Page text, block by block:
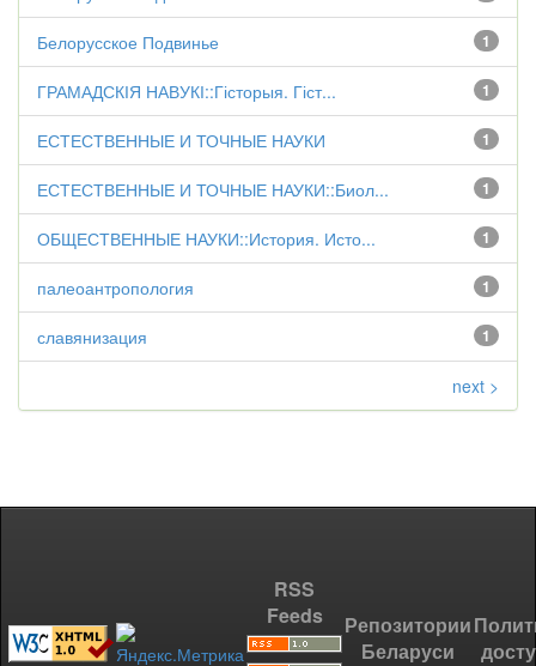
1
Белорусское Подвинье
1
ГРАМАДСКІЯ НАВУКІ::Гісторыя. Гіст...
1
ЕСТЕСТВЕННЫЕ И ТОЧНЫЕ НАУКИ
1
ЕСТЕСТВЕННЫЕ И ТОЧНЫЕ НАУКИ::Биол...
1
ОБЩЕСТВЕННЫЕ НАУКИ::История. Исто...
1
палеоантропология
1
славянизация
next >
RSS
Feeds
Репозитории
Беларуси